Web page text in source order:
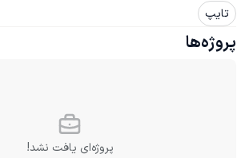
تایپ
پروژه‌ها
پروژه‌ای یافت نشد!